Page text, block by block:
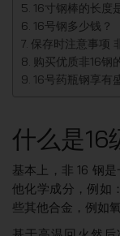
16寸钢棒的长度
16号钢多少钱？
保存时注意事项
购买优质非16钢
16号药瓶钢享有
什么是16
基本上，非 16 钢
他化学成分，例如
些其他合金，例如